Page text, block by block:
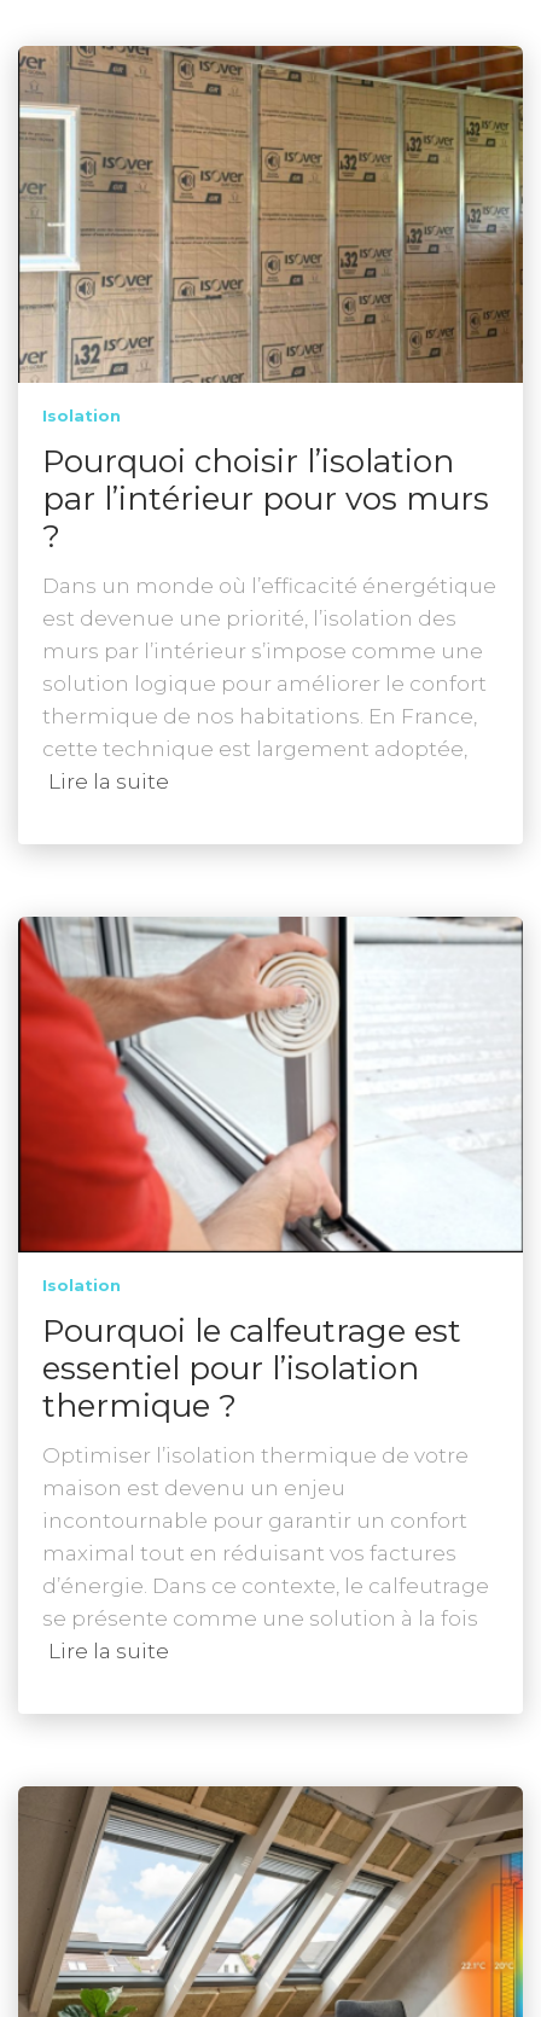
Isolation
Pourquoi choisir l’isolation
par l’intérieur pour vos murs
?
Dans un monde où l’efficacité énergétique
est devenue une priorité, l’isolation des
murs par l’intérieur s’impose comme une
solution logique pour améliorer le confort
thermique de nos habitations. En France,
cette technique est largement adoptée,
Lire la suite
Isolation
Pourquoi le calfeutrage est
essentiel pour l’isolation
thermique ?
Optimiser l’isolation thermique de votre
maison est devenu un enjeu
incontournable pour garantir un confort
maximal tout en réduisant vos factures
d’énergie. Dans ce contexte, le calfeutrage
se présente comme une solution à la fois
Lire la suite